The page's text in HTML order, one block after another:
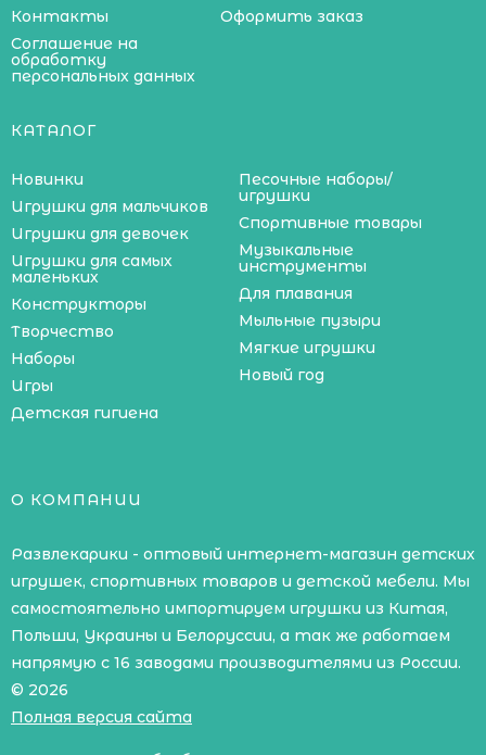
Контакты
Соглашение на
обработку
персональных данных
Оформить заказ
КАТАЛОГ
Новинки
Игрушки для мальчиков
Игрушки для девочек
Игрушки для самых
маленьких
Конструкторы
Творчество
Наборы
Игры
Детская гигиена
Песочные наборы/
игрушки
Спортивные товары
Музыкальные
инструменты
Для плавания
Мыльные пузыри
Мягкие игрушки
Новый год
О КОМПАНИИ
Развлекарики - оптовый интернет-магазин детских
игрушек, спортивных товаров и детской мебели. Мы
самостоятельно импортируем игрушки из Китая,
Польши, Украины и Белоруссии, а так же работаем
напрямую с 16 заводами производителями из России.
© 2026
Полная версия сайта